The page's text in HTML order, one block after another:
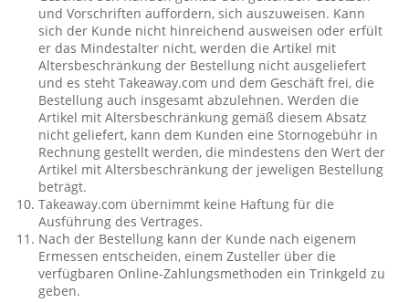
und Vorschriften auffordern, sich auszuweisen. Kann
sich der Kunde nicht hinreichend ausweisen oder erfült
er das Mindestalter nicht, werden die Artikel mit
Altersbeschränkung der Bestellung nicht ausgeliefert
und es steht Takeaway.com und dem Geschäft frei, die
Bestellung auch insgesamt abzulehnen. Werden die
Artikel mit Altersbeschränkung gemäß diesem Absatz
nicht geliefert, kann dem Kunden eine Stornogebühr in
Rechnung gestellt werden, die mindestens den Wert der
Artikel mit Altersbeschränkung der jeweligen Bestellung
beträgt.
Takeaway.com übernimmt keine Haftung für die
Ausführung des Vertrages.
Nach der Bestellung kann der Kunde nach eigenem
Ermessen entscheiden, einem Zusteller über die
verfügbaren Online-Zahlungsmethoden ein Trinkgeld zu
geben.